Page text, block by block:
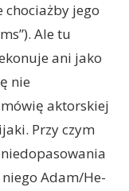
chociażby jego
Ale tu
ani jako
nie
aktorskiej
Przy czym
Adam/He-